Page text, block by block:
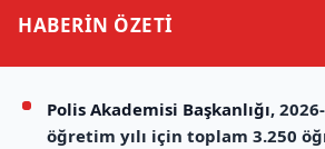
HABERİN ÖZETİ
Polis Akademisi Başkanlığı,
öğretim yılı için toplam 3.250